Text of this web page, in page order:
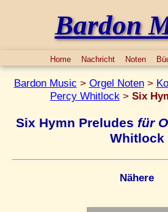
Bardon
Home Nachricht Noten
Bardon Music > Orgel Noten>
Percy Whitlock > Six
Six Hymn Preludes für
Whitlock
Nähere